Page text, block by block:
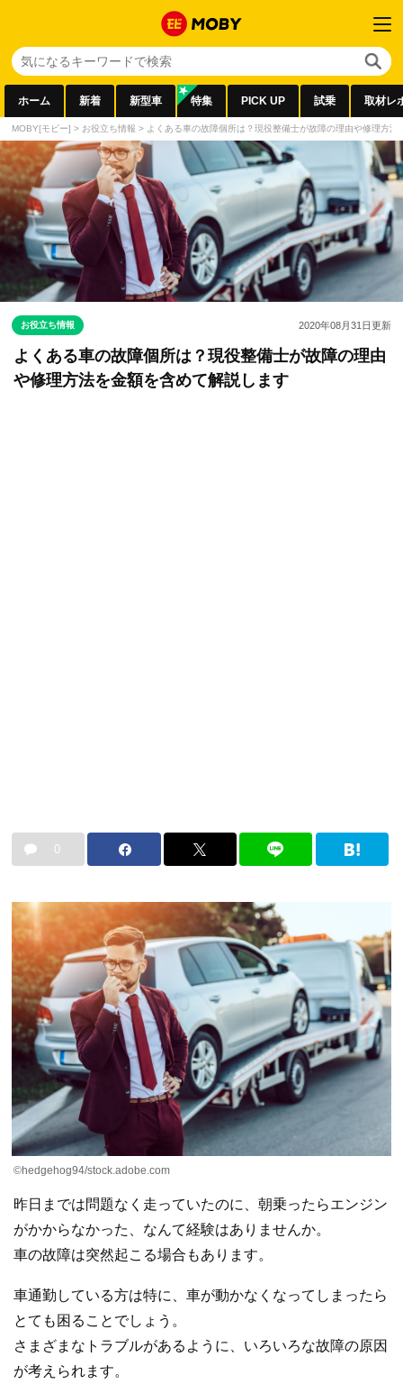
ホーム 新着 新型車 特集 PICK UP 試乗 取材レ
MOBY[モビー] > お役立ち情報 > よくある車の故障個所は？現役整備士が故障の理由や修理方法
お役立ち情報 2020年08月31日更新
よくある車の故障個所は？現役整備士が故障の理由
や修理方法を金額を含めて解説します
0
©hedgehog94/stock.adobe.com
昨日までは問題なく走っていたのに、朝乗ったらエンジン
がかからなかった、なんて経験はありませんか。
車の故障は突然起こる場合もあります。
車通勤している方は特に、車が動かなくなってしまったら
とても困ることでしょう。
さまざまなトラブルがあるように、いろいろな故障の原因
が考えられます。